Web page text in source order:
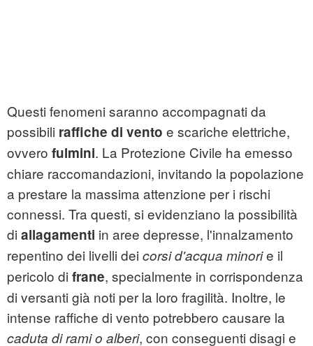
Questi fenomeni saranno accompagnati da
possibili raffiche di vento e scariche elettriche,
ovvero fulmini. La Protezione Civile ha emesso
chiare raccomandazioni, invitando la popolazione
a prestare la massima attenzione per i rischi
connessi. Tra questi, si evidenziano la possibilità
di allagamenti in aree depresse, l'innalzamento
repentino dei livelli dei corsi d'acqua minorie il
pericolo di frane, specialmente in corrispondenza
di versanti già noti per la loro fragilità. Inoltre, le
intense raffiche di vento potrebbero causare la
caduta di rami o alberi, con conseguenti disagi e